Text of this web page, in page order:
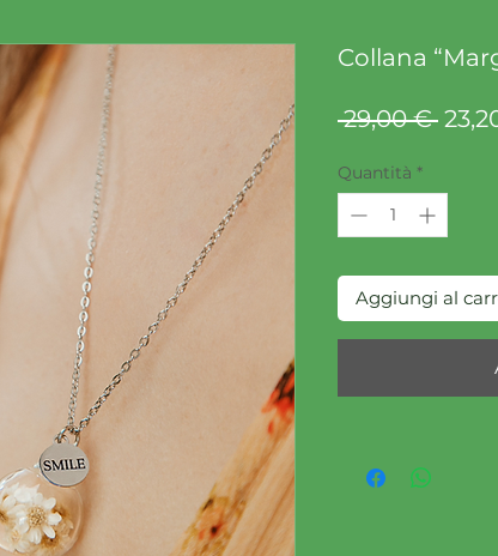
Collana
29,00 €
Quantità *
Aggiungi al